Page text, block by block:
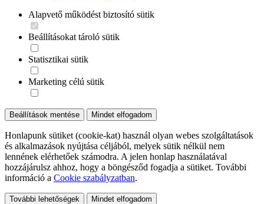
Alapvető működést biztosító sütik
Beállításokat tároló sütik
Statisztikai sütik
Marketing célú sütik
Beállítások mentése Mindet elfogadom
Honlapunk sütiket (cookie-kat) használ olyan webes szolgáltatások
és alkalmazások nyújtása céljából, melyek sütik nélkül nem
lennének elérhetőek számodra. A jelen honlap használatával
hozzájárulsz ahhoz, hogy a böngésződ fogadja a sütiket. További
információ a Cookie szabályzatban.
További lehetőségek Mindet elfogadom